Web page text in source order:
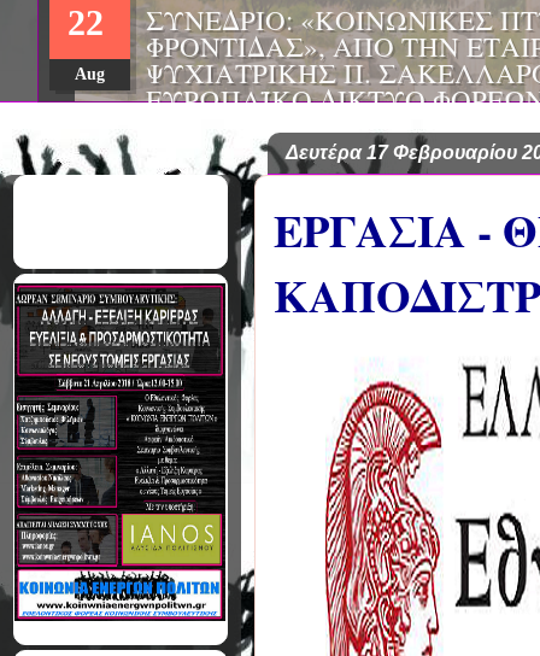
ΣΥΝΕΔΡΙΟ: «ΚΟΙΝΩΝΙΚΕΣ
ΦΡΟΝΤΙΔΑΣ», ΑΠΟ ΤΗΝ
ΨΥΧΙΑΤΡΙΚΗΣ Π.
EΥΡΩΠΑΪΚΟ ΔΙΚΤΥΟ
ΑSKLEPIOS
22
Aug
Δευτέρα 17 Φεβρουαρίου
ΕΡΓΑΣΙΑ -